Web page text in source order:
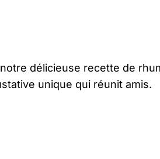
délicieuse recette de
unique qui réunit amis.